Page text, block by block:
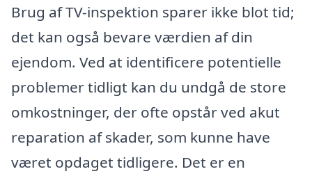
Brug af TV-inspektion sparer ikke blot tid;
det kan også bevare værdien af din
ejendom. Ved at identificere potentielle
problemer tidligt kan du undgå de store
omkostninger, der ofte opstår ved akut
reparation af skader, som kunne have
været opdaget tidligere. Det er en